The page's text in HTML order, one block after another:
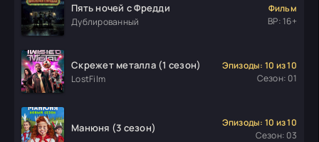
Пять ночей с Фредди
Дублированный
Фильм
ВР: 16+
Скрежет металла (1 сезон)
LostFilm
Эпизоды: 10 из 10
Сезон: 01
Манюня (3 сезон)
Эпизоды: 10 из 10
Сезон: 03